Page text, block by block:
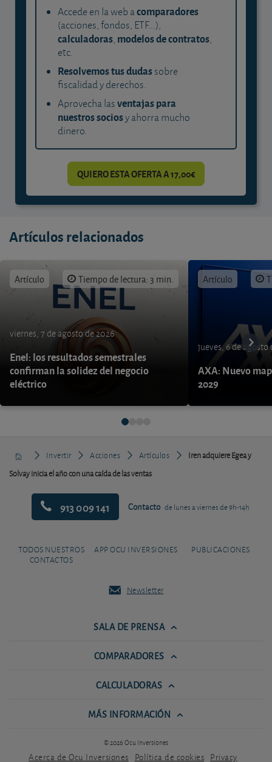
Accede en la web acomparadores
(acciones, fondos, ETF...),
calculadoras, modelos de contratos,
etc.
Resolvemos tus dudassobre
fiscalidad y derechos.
Aprovecha lasventajas para
nuestros sociosy ahorra mucho
dinero.
QUIERO ESTA OFERTA A 17,00€
Artículos relacionados
Artículo Tiempo de lectura: 3 min.
viernes, 7 de agosto de 2026
Enel: los resultados semestrales
confirman la solidez del negocio
eléctrico
Artículo
jueves, 6 de agosto
AXA: Nuevo
2029
Invertir Acciones Artículos
Iren adquiere Egea y
Solvay inicia el año con una caída de las ventas
913 009 141 Contacto de lunes a viernes de 9h-14h
TODOS NUESTROS
CONTACTOS
APP OCU INVERSIONES PUBLICACIONES
Newsletter
SALA DE PRENSA
COMPARADORES
CALCULADORAS
MÁS INFORMACIÓN
© 2026 Ocu Inversiones
Acerca de Ocu Inversiones Política de cookies Privacy